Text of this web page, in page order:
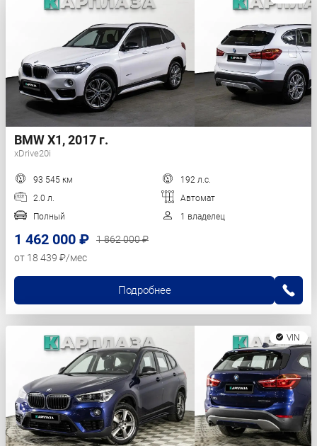
BMW X1, 2017 г.
xDrive20i
93 545 км
192 л.с.
2.0 л.
Автомат
Полный
1 владелец
1 462 000 ₽
1 862 000 ₽
от 18 439 ₽/мес
Подробнее
VIN